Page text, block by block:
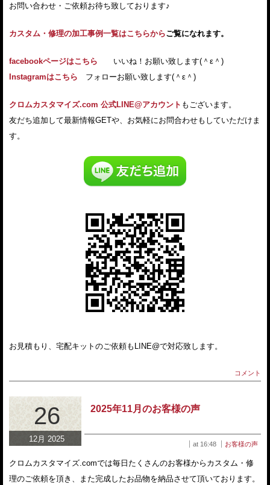
お問い合わせ・ご依頼お待ち致しております♪
カスタム・修理の加工事例一覧はこちらからご覧になれます。
facebookページはこちら いいね！お願い致します(＾ε＾)
Instagramはこちら フォローお願い致します(＾ε＾)
クロムカスタマイズ.com 公式LINE@アカウント もございます。
友だち追加して最新情報GETや、お気軽にお問合わせもしていただけま
す。
お見積もり、宅配キットのご依頼もLINE@で対応致します。
コメント
26
12月 2025
2025年11月のお客様の声
at 16:48 お客様の声
クロムカスタマイズ.comでは毎日たくさんのお客様からカスタム・修
理のご依頼を頂き、また完成したお品物を納品させて頂いております。